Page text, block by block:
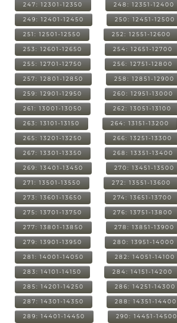
247: 12301-12350 248: 12351-12400
249: 12401-12450 250: 12451-12500
251: 12501-12550 252: 12551-12600
253: 12601-12650 254: 12651-12700
255: 12701-12750 256: 12751-12800
257: 12801-12850 258: 12851-12900
259: 12901-12950 260: 12951-13000
261: 13001-13050 262: 13051-13100
263: 13101-13150 264: 13151-13200
265: 13201-13250 266: 13251-13300
267: 13301-13350 268: 13351-13400
269: 13401-13450 270: 13451-13500
271: 13501-13550 272: 13551-13600
273: 13601-13650 274: 13651-13700
275: 13701-13750 276: 13751-13800
277: 13801-13850 278: 13851-13900
279: 13901-13950 280: 13951-14000
281: 14001-14050 282: 14051-14100
283: 14101-14150 284: 14151-14200
285: 14201-14250 286: 14251-14300
287: 14301-14350 288: 14351-14400
289: 14401-14450 290: 14451-14500